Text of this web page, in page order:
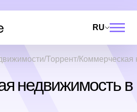
RU
Торрент Коммерческая
недвижимость в